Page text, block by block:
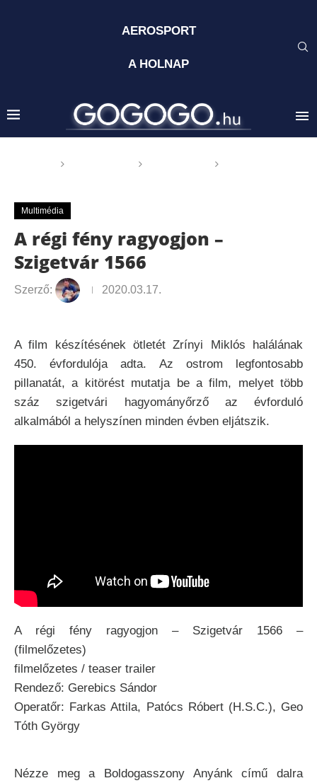
AEROSPORT
A HOLNAP
Multimédia
A régi fény ragyogjon –
Szigetvár 1566
Szerző: 2020.03.17.
A film készítésének ötletét Zrínyi Miklós halálának
450. évfordulója adta. Az ostrom legfontosabb
pillanatát, a kitörést mutatja be a film, melyet több
száz szigetvári hagyományőrző az évforduló
alkalmából a helyszínen minden évben eljátszik.
A régi fény ragyogjon – Szigetvár 1566 –
(filmelőzetes)
filmelőzetes / teaser trailer
Rendező: Gerebics Sándor
Operatőr: Farkas Attila, Patócs Róbert (H.S.C.), Geo
Tóth György
Nézze meg a Boldogasszony Anyánk című dalra